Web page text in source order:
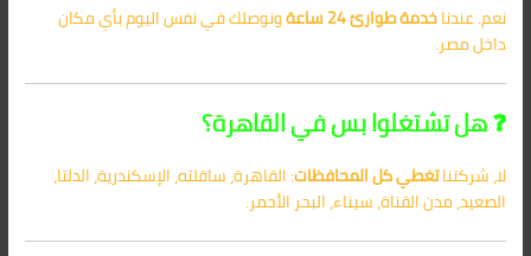
نعم. عندناخدمة طوارئ 24 ساعة
ونوصلك في نفس اليوم بأي مكان
داخل مصر.
❓ هل تشتغلوا بس في القاهرة؟
لا، شركتناتغطي كل المحافظات: القاهرة، ساقلته، الإسكندرية، الدلتا،
الصعيد، مدن القناة، سيناء، البحر الأحمر.